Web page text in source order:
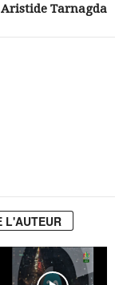
Aristide Tarnagda
L'AUTEUR